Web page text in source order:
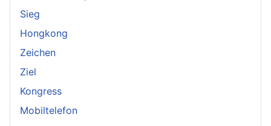
Sieg
Hongkong
Zeichen
Ziel
Kongress
Mobiltelefon